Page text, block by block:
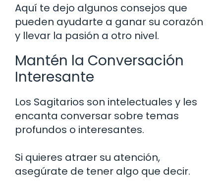
Aquí te dejo algunos consejos que
pueden ayudarte a ganar su corazón
y llevar la pasión a otro nivel.
Mantén la Conversación
Interesante
Los Sagitarios son intelectuales y les
encanta conversar sobre temas
profundos o interesantes.
Si quieres atraer su atención,
asegúrate de tener algo que decir.